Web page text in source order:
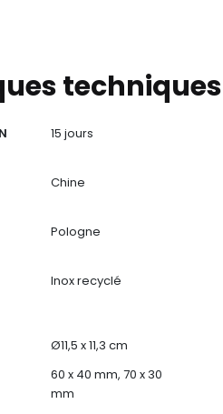
techniques
15 jours
Chine
Pologne
Inox recyclé
Ø11,5 x 11,3 cm
60 x 40 mm, 70 x 30
mm